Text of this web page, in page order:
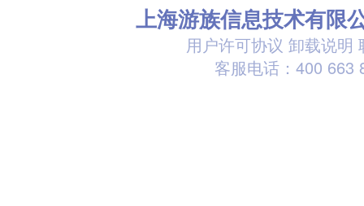
上海游族信息技术有限
用户许可协议 卸载说明
客服电话：400 663